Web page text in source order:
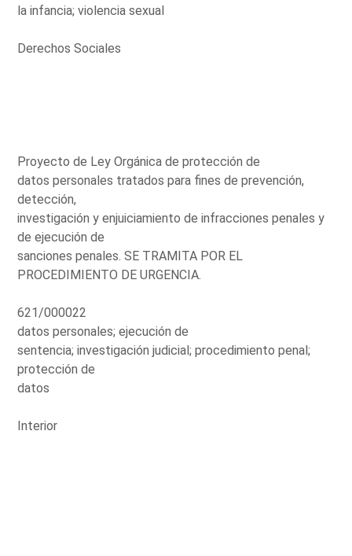
la infancia; violencia sexual
Derechos Sociales
Proyecto de Ley Orgánica de protección de
datos personales tratados para fines de prevención,
detección,
investigación y enjuiciamiento de infracciones penales y
de ejecución de
sanciones penales. SE TRAMITA POR EL
PROCEDIMIENTO DE URGENCIA.
621/000022
datos personales; ejecución de
sentencia; investigación judicial; procedimiento penal;
protección de
datos
Interior